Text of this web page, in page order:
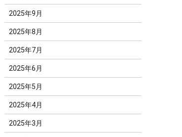
2025年9月
2025年8月
2025年7月
2025年6月
2025年5月
2025年4月
2025年3月